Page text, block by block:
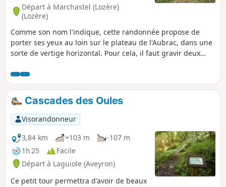
Départ à Marchastel (Lozère)
(Lozère)
Comme son nom l'indique, cette randonnée propose de
porter ses yeux au loin sur le plateau de l'Aubrac, dans une
sorte de vertige horizontal. Pour cela, il faut gravir deux
au rendez-vous dans les villages de Rieutort et de
Marchastel.
Cascades des Oules
Visorandonneur
3,84 km
+103 m
-107 m
1h 25
Facile
Départ à Laguiole (Aveyron)
Ce petit tour permettra d'avoir de beaux